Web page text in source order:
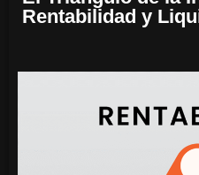
Rentabilidad y